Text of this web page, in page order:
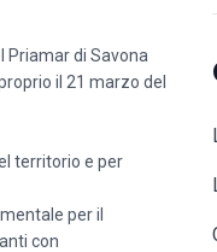
Priamar di Savona
il 21 marzo del
territorio e per
per il
con